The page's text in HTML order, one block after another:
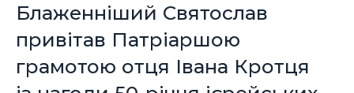
Блаженніший Святослав
привітав Патріаршою
грамотою отця Івана Кротця